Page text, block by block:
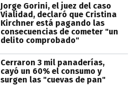
Jorge Gorini, el juez del caso
Vialidad, declaró que Cristina
Kirchner está pagando las
consecuencias de cometer "un
delito comprobado"
Cerraron 3 mil panaderías,
cayó un 60% el consumo y
surgen las "cuevas de pan"